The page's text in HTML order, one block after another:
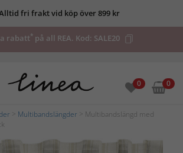
fri frakt vid köp över 899 kr
rabatt*på all REA. Kod: SALE20
0 0
Multibandslängder > Multibandslängd med